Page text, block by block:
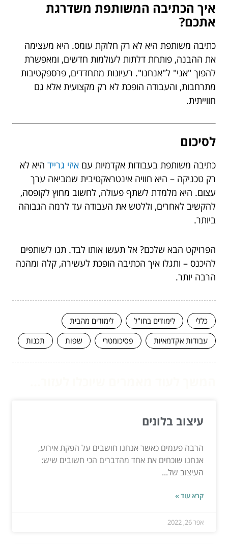
איך הכתיבה המשותפת משדרגת
אתכם?
כתיבה משותפת היא לא רק חלוקת עומס. היא מעצימה
את ההבנה, פותחת דלתות לעולמות חדשים, ומאפשרת
להפוך "אני" ל"אנחנו". רעיונות מתחדדים, פרספקטיבות
מתרחבות, והעבודה הופכת לא רק מקצועית אלא גם
חווייתית.
לסיכום
כתיבה משותפת בעבודות אקדמיות עם איזי גרייד היא לא
רק טכניקה – היא חוויה אינטראקטיבית שמביאה ערך
עצום. היא מלמדת לשתף פעולה, לחשוב מחוץ לקופסה,
להקשיב לאחרים, וללטש את העבודה עד לרמה הגבוהה
ביותר.
הפרויקט הבא שלכם? אל תעשו אותו לבד. תנו לשותפים
להיכנס – ותגלו איך הכתיבה הופכת לעשירה, קלה ומהנה
הרבה יותר.
כללי לימודים בחו"ל
לימודים מהבית
עבודות אקדמאיות
פסיכומטרי שפות תכנות
עיצוב בלונים
הרבה פעמים כאשר אנחנו חושבים על הפקת אירוע,
אנחנו שוכחים את אחד מהדברים הכי חשובים שיש:
העיצוב של...
קרא עוד »
אפר 26, 2022